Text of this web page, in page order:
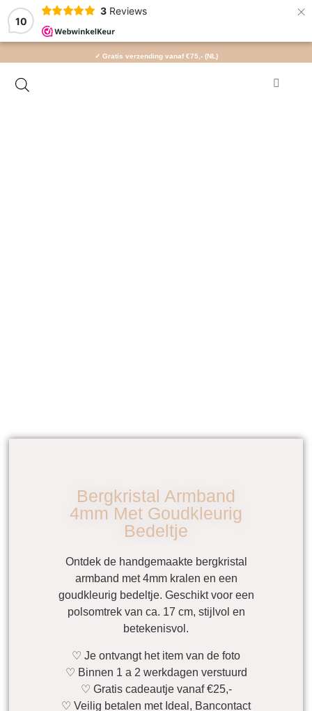
10
3 Reviews ×
✓ Gratis verzending vanaf €75,- (NL)
Bergkristal Armband
4mm Met Goudkleurig
Bedeltje
Ontdek de handgemaakte bergkristal
armband met 4mm kralen en een
goudkleurig bedeltje. Geschikt voor een
polsomtrek van ca. 17 cm, stijlvol en
betekenisvol.
♡ Je ontvangt het item van de foto
♡ Binnen 1 a 2 werkdagen verstuurd
♡ Gratis cadeautje vanaf €25,-
♡ Veilig betalen met Ideal, Bancontact